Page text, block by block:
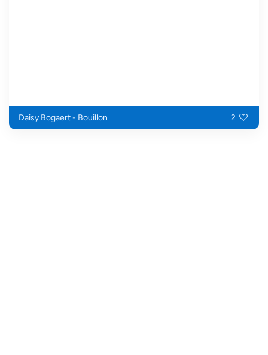
Daisy Bogaert - Bouillon 2